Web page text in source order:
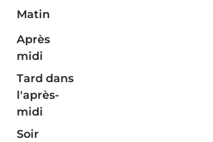
Matin
Après
midi
Tard dans
l'après-
midi
Soir